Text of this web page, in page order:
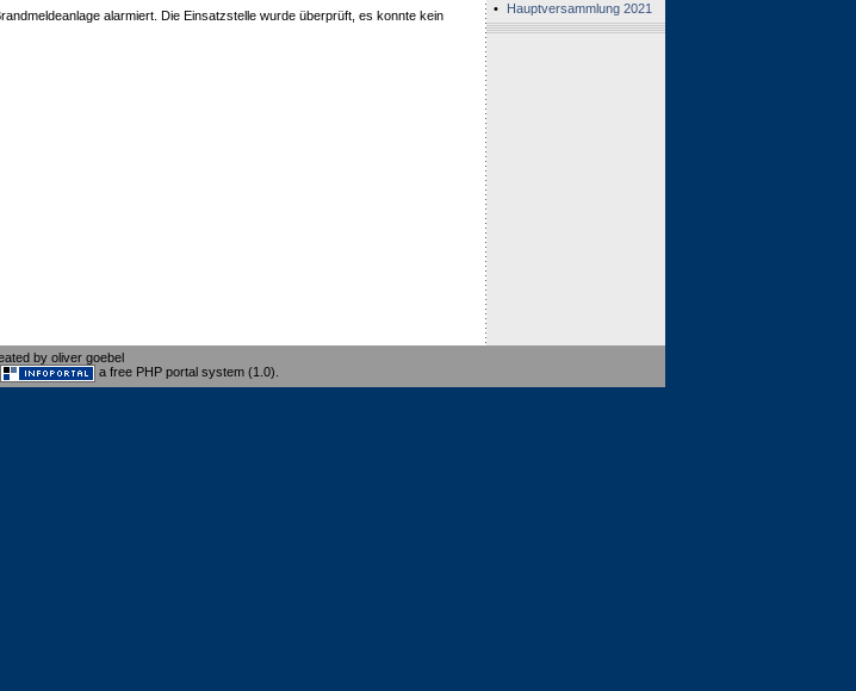
alarmiert. Die Einsatzstelle wurde überprüft, es konnte kein
•
Hauptversammlung 2021
by oliver goebel
a free PHP portal system (1.0).